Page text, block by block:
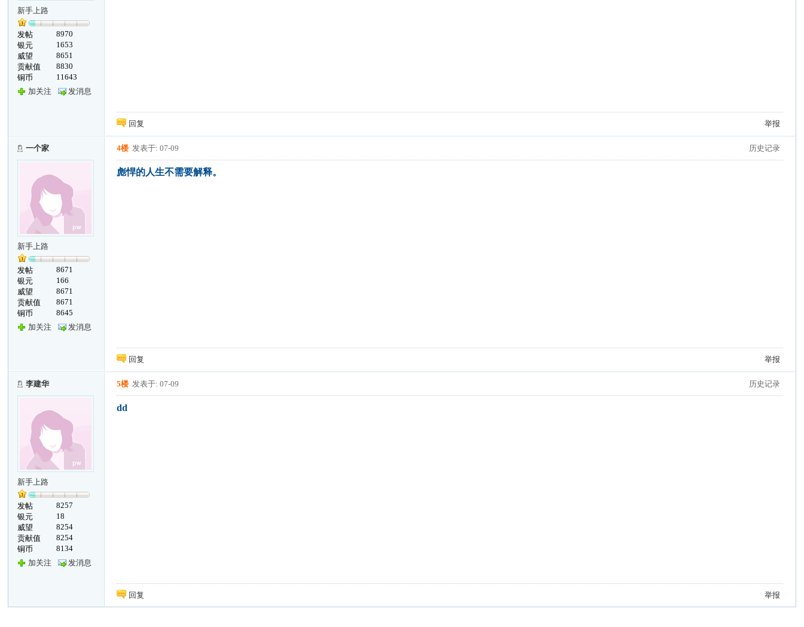
新手上路
发帖
8970
银元
1653
威望
8651
贡献值
8830
铜币
11643
加关注
发消息
回复 举报
一个家
新手上路
发帖
8671
银元
166
威望
8671
贡献值
8671
铜币
8645
加关注
发消息
历史记录
4楼 发表于: 07-09
彪悍的人生不需要解释。
回复 举报
李建华
新手上路
发帖
8257
银元
18
威望
8254
贡献值
8254
铜币
8134
加关注
发消息
历史记录
5楼 发表于: 07-09
dd
回复 举报